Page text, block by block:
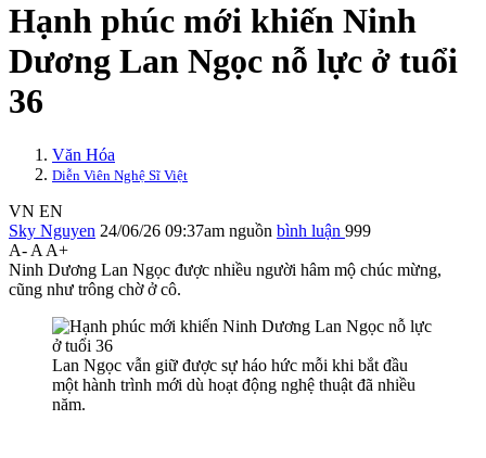
Hạnh phúc mới khiến Ninh
Dương Lan Ngọc nỗ lực ở tuổi
36
Văn Hóa
Diễn Viên Nghệ Sĩ Việt
VN EN
Sky Nguyen 24/06/26 09:37am nguồn bình luận 999
A- A A+
Ninh Dương Lan Ngọc được nhiều người hâm mộ chúc mừng,
cũng như trông chờ ở cô.
Lan Ngọc vẫn giữ được sự háo hức mỗi khi bắt đầu
một hành trình mới dù hoạt động nghệ thuật đã nhiều
năm.